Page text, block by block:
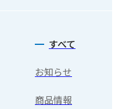
すべて
お知らせ
商品情報